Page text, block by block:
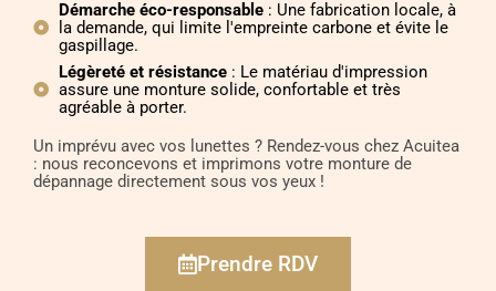
Démarche éco-responsable: Une fabrication locale, à
la demande, qui limite l'empreinte carbone et évite le
gaspillage.
Légèreté et résistance: Le matériau d'impression
assure une monture solide, confortable et très
agréable à porter.
Un imprévu avec vos lunettes ? Rendez-vous chez Acuitea
: nous reconcevons et imprimons votre monture de
dépannage directement sous vos yeux !
Prendre RDV